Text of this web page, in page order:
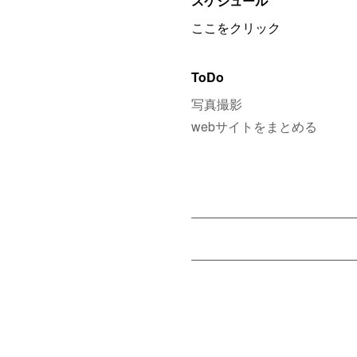
ここをクリック
ToDo
写真撮影
webサイトをまとめる